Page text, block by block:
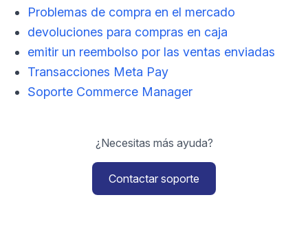
Problemas de compra en el mercado
devoluciones para compras en caja
emitir un reembolso por las ventas enviadas
Transacciones Meta Pay
Soporte Commerce Manager
¿Necesitas más ayuda?
Contactar soporte